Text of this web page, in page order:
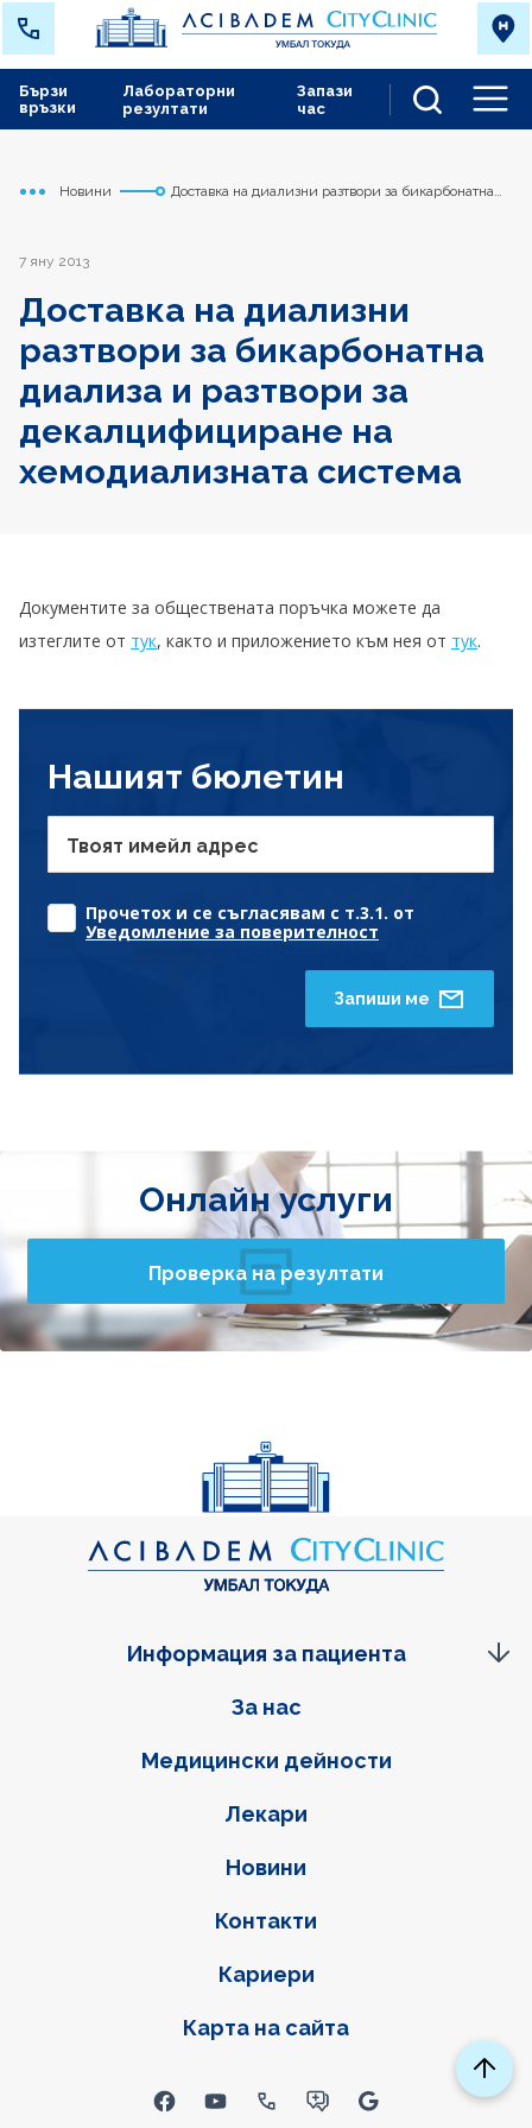
Лабораторни
резултати
Запази
час
Бързи
връзки
Начало
Токуда
Новини
Доставка на диализни разтвори за бикарбонатна
7 яну 2013
Доставка на диализни
разтвори за бикарбонатна
диализа и разтвори за
декалцифициране на
хемодиализната система
Документите за обществената поръчка можете да
изтеглите от тук, както и приложението към нея от тук.
Нашият бюлетин
Твоят имейл адрес
Прочетох и се съгласявам с т.3.1. от
Уведомление за поверителност
Запиши ме
Онлайн услуги
Проверка на резултати
Фуутер навигация
За нас
Медицински дейности
Лекари
Новини
Контакти
Кариери
Карта на сайта
Информация за пациента
Social links